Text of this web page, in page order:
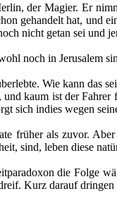
der Magier. Er
gehandelt hat, und
nicht getan sei und
noch in Jerusalem
Wie kann das
kaum ist der
sich indies wegen
früher als zuvor.
sind, leben diese
die Folge
Kurz darauf